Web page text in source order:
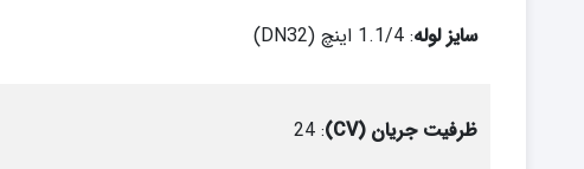
سایز لوله: 1.1/4 اینچ (DN32)
ظرفیت جریان (CV) : 24